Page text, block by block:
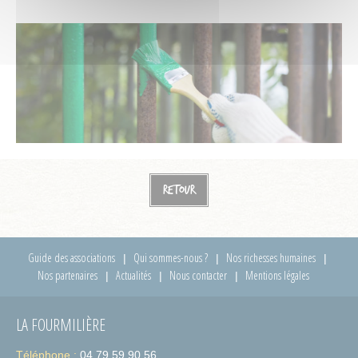
Retour
Guide des associations Qui sommes-nous ?
Nos richesses humaines
Nos partenaires
Actualités Nous contacter Mentions légales
LA FOURMILIÈRE
Téléphone : 04 79 59 90 56